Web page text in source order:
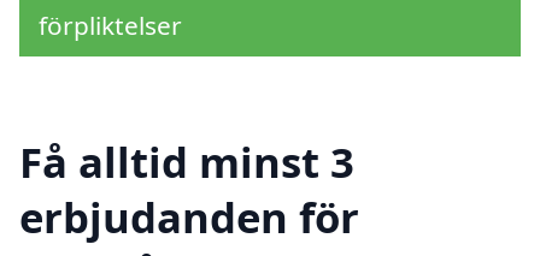
förpliktelser
Få alltid minst 3
erbjudanden för